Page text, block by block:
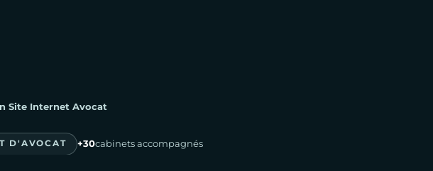
Site Internet Avocat
D'AVOCAT +30cabinets accompagnés